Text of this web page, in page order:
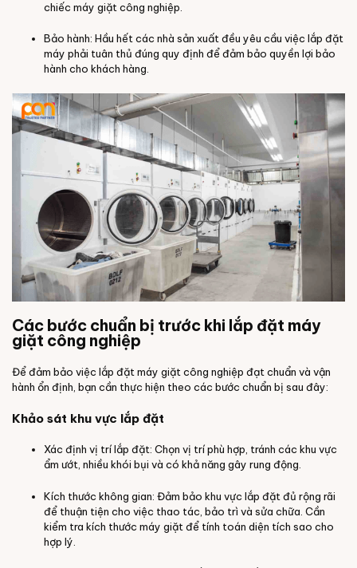
chiếc máy giặt công nghiệp.
Bảo hành: Hầu hết các nhà sản xuất đều yêu cầu việc lắp đặt
máy phải tuân thủ đúng quy định để đảm bảo quyền lợi bảo
hành cho khách hàng.
Các bước chuẩn bị trước khi lắp đặt máy
giặt công nghiệp
Để đảm bảo việc lắp đặt máy giặt công nghiệp đạt chuẩn và vận
hành ổn định, bạn cần thực hiện theo các bước chuẩn bị sau đây:
Khảo sát khu vực lắp đặt
Xác định vị trí lắp đặt: Chọn vị trí phù hợp, tránh các khu vực
ẩm ướt, nhiều khói bụi và có khả năng gây rung động.
Kích thước không gian: Đảm bảo khu vực lắp đặt đủ rộng rãi
để thuận tiện cho việc thao tác, bảo trì và sửa chữa. Cần
kiểm tra kích thước máy giặt để tính toán diện tích sao cho
hợp lý.